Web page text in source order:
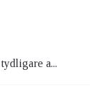
a...